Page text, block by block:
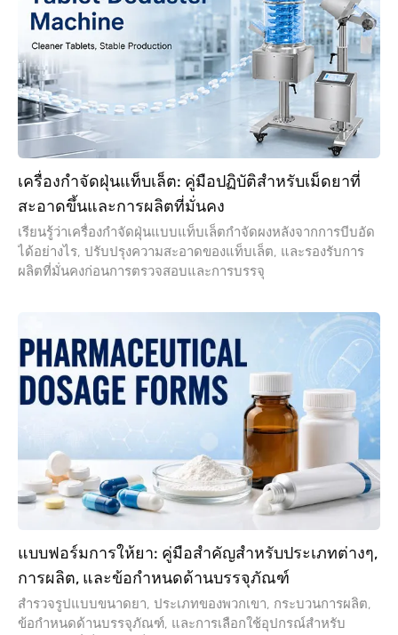
เครื่องกำจัดฝุ่นแท็บเล็ต: คู่มือปฏิบัติสำหรับเม็ดยาที่
สะอาดขึ้นและการผลิตที่มั่นคง
เรียนรู้ว่าเครื่องกำจัดฝุ่นแบบแท็บเล็ตกำจัดผงหลังจากการบีบอัด
ได้อย่างไร, ปรับปรุงความสะอาดของแท็บเล็ต, และรองรับการ
ผลิตที่มั่นคงก่อนการตรวจสอบและการบรรจุ
แบบฟอร์มการให้ยา: คู่มือสำคัญสำหรับประเภทต่างๆ,
การผลิต, และข้อกำหนดด้านบรรจุภัณฑ์
สำรวจรูปแบบขนาดยา, ประเภทของพวกเขา, กระบวนการผลิต,
ข้อกำหนดด้านบรรจุภัณฑ์, และการเลือกใช้อุปกรณ์สำหรับ
ผลิตภัณฑ์ที่เป็นของแข็งและของเหลว.